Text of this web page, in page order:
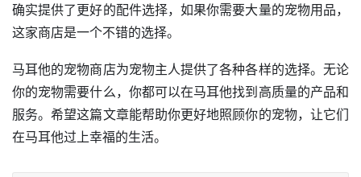
确实提供了更好的配件选择，如果你需要大量的宠物用品，
这家商店是一个不错的选择。
马耳他的宠物商店为宠物主人提供了各种各样的选择。无论
你的宠物需要什么，你都可以在马耳他找到高质量的产品和
服务。希望这篇文章能帮助你更好地照顾你的宠物，让它们
在马耳他过上幸福的生活。